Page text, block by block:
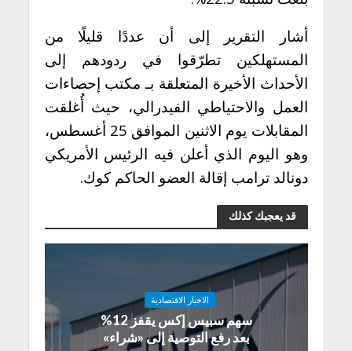
أشار التقرير إلى أن عددًا قليلًا من
المستهلكين تطرّقوا في ردودهم إلى
الأحداث الأخيرة المتعلقة بـ مكتب إحصاءات
العمل والاحتياطي الفيدرالي، حيث أُغلقت
المقابلات يوم الاثنين الموافق 25 أغسطس،
وهو اليوم الذي أعلن فيه الرئيس الأمريكي
دونالد ترامب إقالة العضو الحاكم كوك.
قد يعجبك كذلك
الاخبار الاقتصادية
سهم سبيس إكس يقفز 12%
بعد رفع التوصية إلى «شراء»